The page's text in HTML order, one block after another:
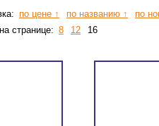
по цене ↑ по названию ↑ по
странице: 8 12 16